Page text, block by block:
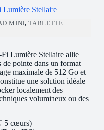
Lumière Stellaire
MINI,TABLETTE
Lumière Stellaire allie
de pointe dans un format
maximale de 512 Go et
une solution idéale
localement des
volumineux ou des
5 cœurs)